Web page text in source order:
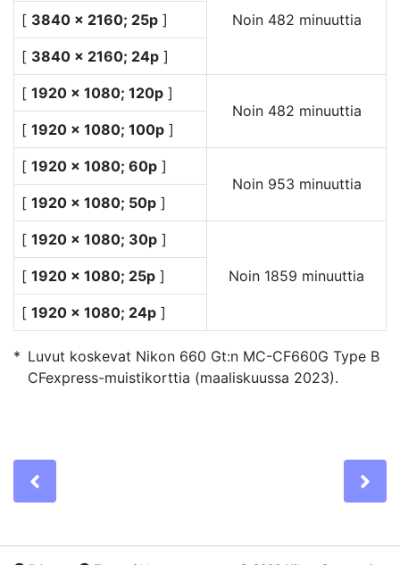
Noin 482 minuuttia
[ 3840 × 2160; 25p ]
[ 3840 × 2160; 24p ]
[ 1920 × 1080; 120p ]
Noin 482 minuuttia
[ 1920 × 1080; 100p ]
[ 1920 × 1080; 60p ]
Noin 953 minuuttia
[ 1920 × 1080; 50p ]
[ 1920 × 1080; 30p ]
Noin 1859 minuuttia
[ 1920 × 1080; 25p ]
[ 1920 × 1080; 24p ]
Luvut koskevat Nikon 660 Gt:n MC-CF660G Type B
CFexpress-muistikorttia (maaliskuussa 2023).